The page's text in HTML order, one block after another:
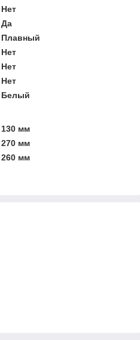
Нет
Да
Плавный
Нет
Нет
Нет
Белый
130 мм
270 мм
260 мм